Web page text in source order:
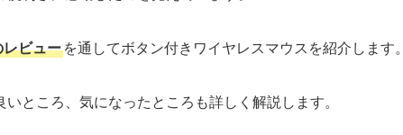
ビュー を通してボタン付きワイヤレスマウスを紹介します。
ところ、気になったところも詳しく解説します。